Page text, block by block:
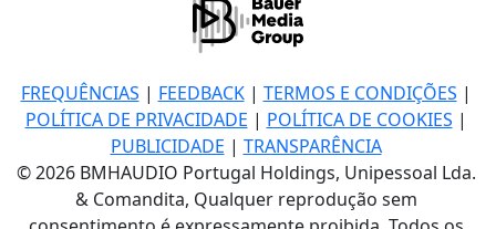
FREQUÊNCIAS | FEEDBACK| TERMOS E CONDIÇÕES |
POLÍTICA DE PRIVACIDADE | POLÍTICA DE COOKIES |
PUBLICIDADE | TRANSPARÊNCIA
© 2026 BMHAUDIO Portugal Holdings, Unipessoal Lda.
& Comandita, Qualquer reprodução sem